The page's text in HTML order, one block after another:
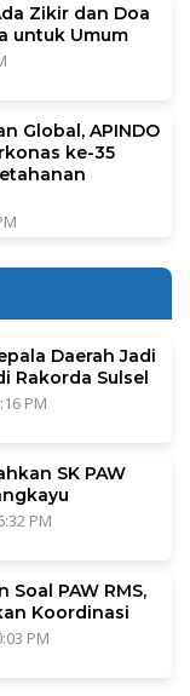
Zikir dan Doa
untuk Umum
Global, APINDO
ke-35
Daerah Jadi
Rakorda Sulsel
PM
SK PAW
PM
Soal PAW RMS,
Koordinasi
PM